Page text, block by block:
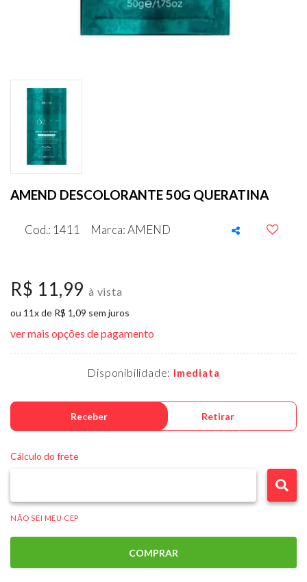
AMEND DESCOLORANTE 50G QUERATINA
Cod.: 1411 Marca: AMEND
R$ 11,99à vista
ou 11x de R$ 1,09 sem juros
ver mais opções de pagamento
Disponibilidade: Imediata
Receber Retirar
Cálculo do frete
NÃO SEI MEU CEP
COMPRAR